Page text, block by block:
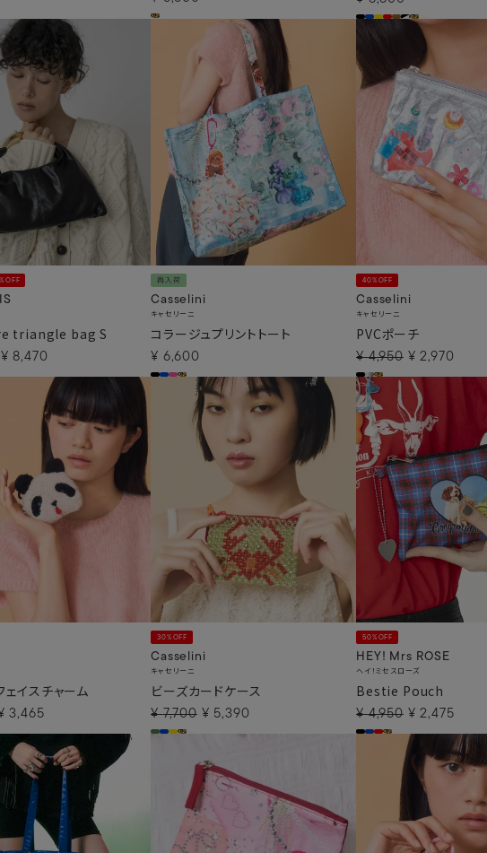
triangle bag S
¥ 8,470
再入荷
Casselini
キャセリーニ
コラージュプリントトート
¥ 6,600
40%OFF
Casselini
キャセリーニ
PVCポーチ
¥ 4,950 ¥ 2,970
ェイスチャーム
3,465
30%OFF
Casselini
キャセリーニ
ビーズカードケース
¥ 7,700 ¥ 5,390
50%OFF
HEY! Mrs ROSE
ヘイ！ミセスローズ
Bestie Pouch
¥ 4,950 ¥ 2,475